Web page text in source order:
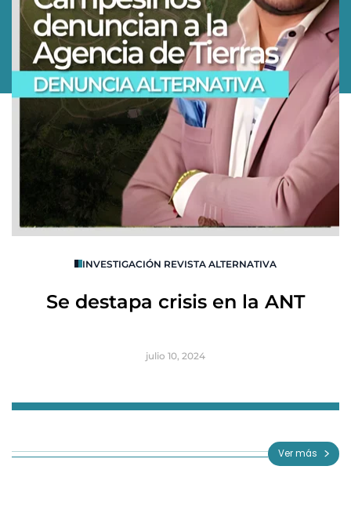
INVESTIGACIÓN REVISTA ALTERNATIVA
Se destapa crisis en la ANT
julio 10, 2024
3
Ver más